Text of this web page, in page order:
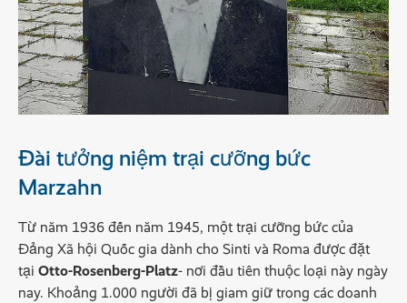
Đài tưởng niệm trại cưỡng bức
Marzahn
Từ năm 1936 đến năm 1945, một trại cưỡng bức của
Đảng Xã hội Quốc gia dành cho Sinti và Roma được đặt
tại Otto-Rosenberg-Platz- nơi đầu tiên thuộc loại này ngày
nay. Khoảng 1.000 người đã bị giam giữ trong các doanh